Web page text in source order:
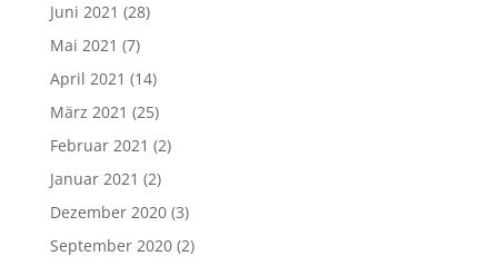
Juni 2021 (28)
Mai 2021 (7)
April 2021 (14)
März 2021 (25)
Februar 2021 (2)
Januar 2021 (2)
Dezember 2020(3)
September 2020(2)